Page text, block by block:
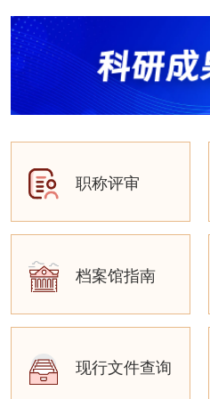
职称评审
档案馆指南
现行文件查询